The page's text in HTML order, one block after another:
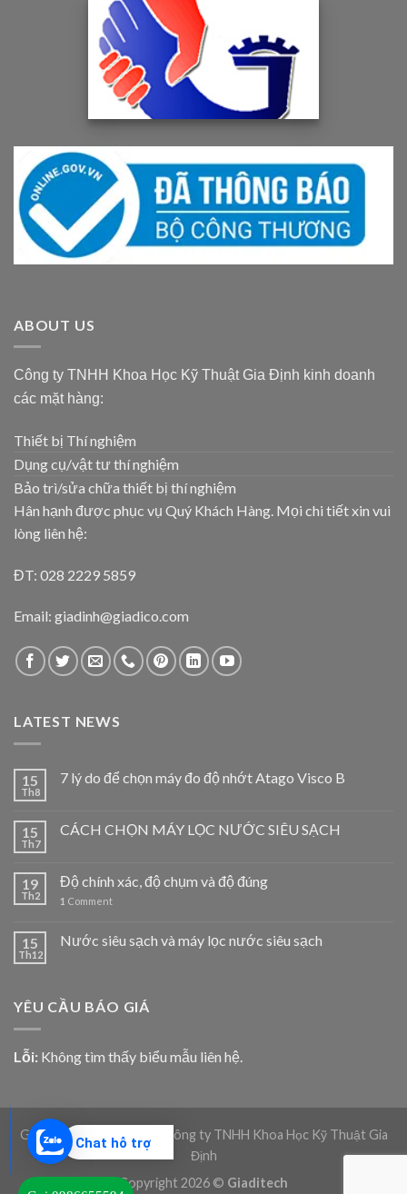
Chat hỗ trợ
ABOUT US
Công ty TNHH Khoa Học Kỹ Thuật Gia Định kinh doanh
các mặt hàng:
Thiết bị Thí nghiệm
Dụng cụ/vật tư thí nghiệm
Bảo trì/sửa chữa thiết bị thí nghiệm
Hân hạnh được phục vụ Quý Khách Hàng. Mọi chi tiết xin vui
lòng liên hệ:
ĐT: 028 2229 5859
Email: giadinh@giadico.com
LATEST NEWS
15
Th8
7 lý do để chọn máy đo độ nhớt Atago Visco B
15
Th7
CÁCH CHỌN MÁY LỌC NƯỚC SIÊU SẠCH
19
Th2
Độ chính xác, độ chụm và độ đúng
1 Comment
15
Th12
Nước siêu sạch và máy lọc nước siêu sạch
YÊU CẦU BÁO GIÁ
Lỗi: Không tìm thấy biểu mẫu liên hệ.
Giadico.com | Bản quyền Công ty TNHH Khoa Học Kỹ Thuật Gia
Định
Copyright 2026 © Giaditech